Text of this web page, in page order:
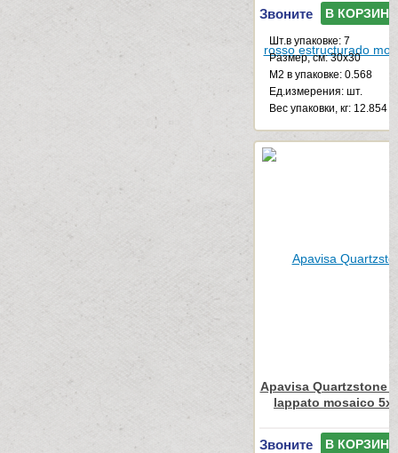
Звоните В КОРЗИНУ
Шт.в упаковке: 7
Размер, см: 30x30
М2 в упаковке: 0.568
Ед.измерения: шт.
Веc упаковки, кг: 12.854
Apavisa Quartzstone
lappato mosaico
Звоните В КОРЗИНУ